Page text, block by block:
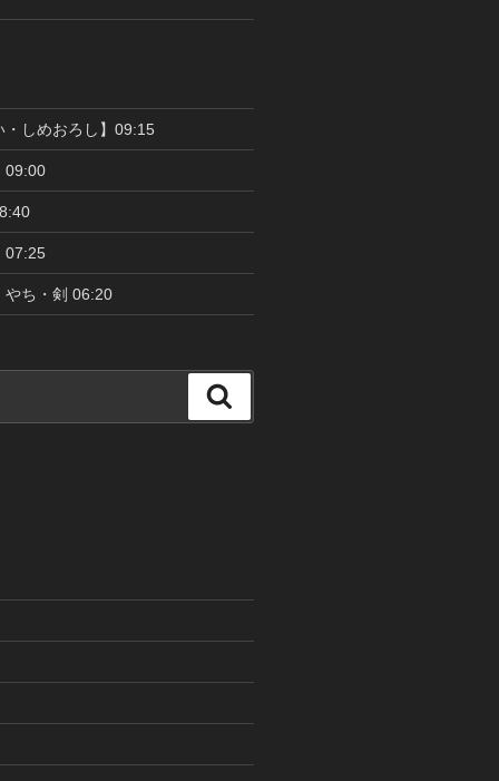
・しめおろし】09:15
09:00
07:25
やち・剣 06:20
索